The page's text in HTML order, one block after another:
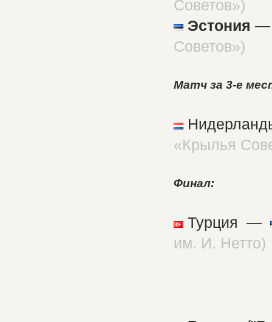
Советов»)
Эстония
Советов»)
Матч за 3-е
«Крылья
Финал:
Турция —
им. И. Нетто)